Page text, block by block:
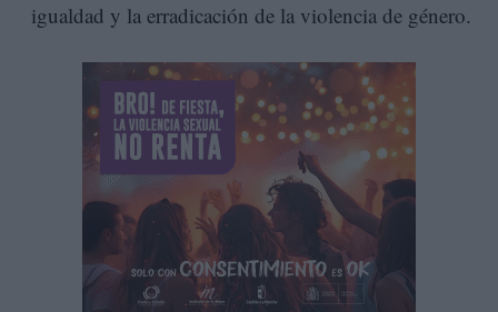
igualdad y la erradicación de la violencia de género.